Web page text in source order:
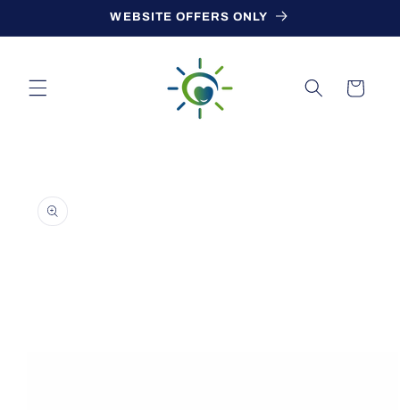
WEBSITE OFFERS ONLY
Cart
product
information